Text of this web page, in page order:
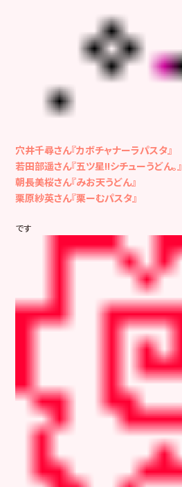
穴井千尋さん『カボチャナーラパスタ』
若田部遥さん『五ツ星!!シチューうどん。』
朝長美桜さん『みお天うどん』
栗原紗英さん『栗ーむパスタ』
です